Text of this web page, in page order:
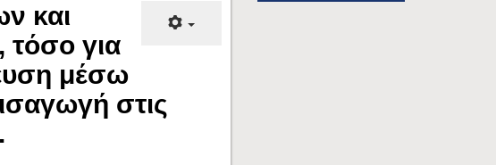
και
τόσο για
μέσω
στις